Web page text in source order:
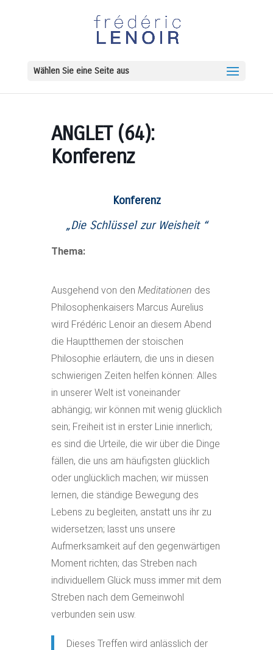
Wählen Sie eine Seite aus
ANGLET (64):
Konferenz
Konferenz
„Die Schlüssel zur Weisheit “
Thema:
Ausgehend von den Meditationen des
Philosophenkaisers Marcus Aurelius
wird Frédéric Lenoir an diesem Abend
die Hauptthemen der stoischen
Philosophie erläutern, die uns in diesen
schwierigen Zeiten helfen können: Alles
in unserer Welt ist voneinander
abhängig; wir können mit wenig glücklich
sein; Freiheit ist in erster Linie innerlich;
es sind die Urteile, die wir über die Dinge
fällen, die uns am häufigsten glücklich
oder unglücklich machen; wir müssen
lernen, die ständige Bewegung des
Lebens zu begleiten, anstatt uns ihr zu
widersetzen; lasst uns unsere
Aufmerksamkeit auf den gegenwärtigen
Moment richten; das Streben nach
individuellem Glück muss immer mit dem
Streben nach dem Gemeinwohl
verbunden sein usw.
Dieses Treffen wird anlässlich der